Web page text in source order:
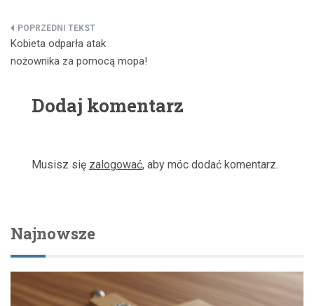
Nawigacja
wpisu
Kobieta odparła atak
nożownika za pomocą mopa!
Dodaj komentarz
Musisz się zalogować, aby móc dodać komentarz.
Najnowsze